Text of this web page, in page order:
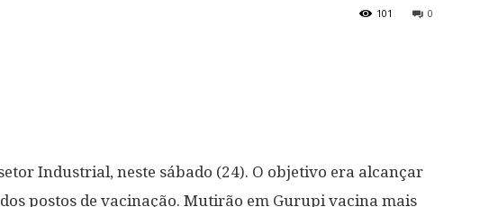
0
101
Industrial, neste sábado (24). O objetivo era alcançar
postos de vacinação. Mutirão em Gurupi vacina mais